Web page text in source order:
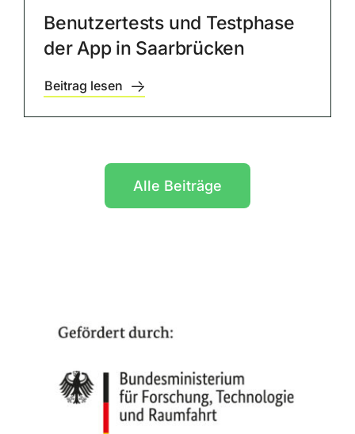
Benutzertests und Testphase
der App in Saarbrücken
Beitrag lesen
Alle Beiträge